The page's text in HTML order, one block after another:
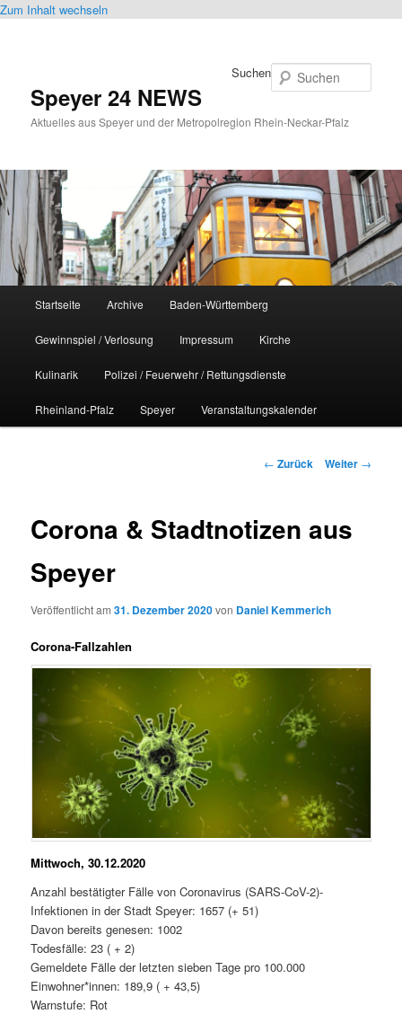
Zum Inhalt wechseln
Speyer 24 NEWS
Aktuelles aus Speyer und der Metropolregion Rhein-Neckar-Pfalz
Suchen
Startseite Archive Baden-Württemberg
Gewinnspiel / Verlosung Impressum Kirche
Kulinarik Polizei / Feuerwehr / Rettungsdienste
Rheinland-Pfalz Speyer Veranstaltungskalender
Beitrags-
← Zurück Weiter →
Corona & Stadtnotizen aus
Speyer
Veröffentlicht am31. Dezember 2020von Daniel Kemmerich
Corona-Fallzahlen
Mittwoch, 30.12.2020
Anzahl bestätigter Fälle von Coronavirus (SARS-CoV-2)-
Infektionen in der Stadt Speyer: 1657 (+ 51)
Davon bereits genesen: 1002
Todesfälle: 23 ( + 2)
Gemeldete Fälle der letzten sieben Tage pro 100.000
Einwohner*innen: 189,9 ( + 43,5)
Warnstufe: Rot